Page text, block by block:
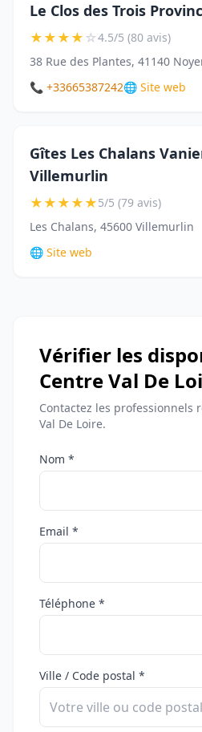
Le Clos des Trois
★★★★☆4.5/5 (80 avis)
38 Rue des Plantes, 41140
📞 +33665387242🌐 Site web
Gîtes Les Chalans
Villemurlin
★★★★★5/5 (79 avis)
Les Chalans, 45600 Villemurlin
🌐 Site web
Vérifier les
Centre Val De
Contactez les professionnels
Val De Loire.
Nom *
Email *
Téléphone *
Ville / Code postal *